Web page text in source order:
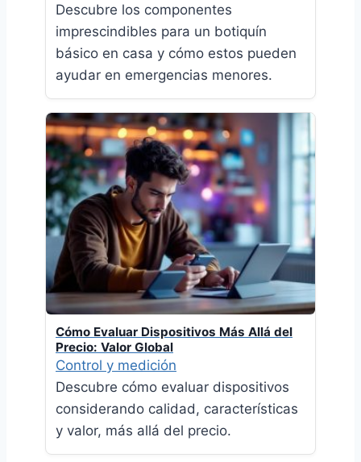
Descubre los componentes
imprescindibles para un botiquín
básico en casa y cómo estos pueden
ayudar en emergencias menores.
Cómo Evaluar Dispositivos Más Allá del
Precio: Valor Global
Control y medición
Descubre cómo evaluar dispositivos
considerando calidad, características
y valor, más allá del precio.